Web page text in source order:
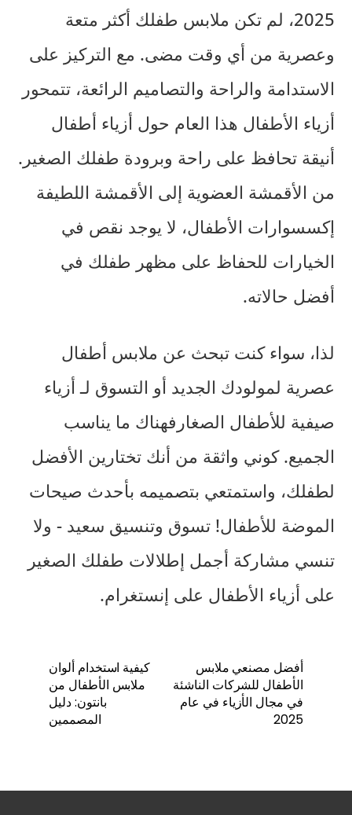
2025، لم تكن ملابس طفلك أكثر متعة
وعصرية من أي وقت مضى. مع التركيز على
الاستدامة والراحة والتصاميم الرائعة، تتمحور
أزياء الأطفال هذا العام حول أزياء أطفال
أنيقة تحافظ على راحة وبرودة طفلك الصغير.
من الأقمشة العضوية إلى الأقمشة اللطيفة
إكسسوارات الأطفال، لا يوجد نقص في
الخيارات للحفاظ على مظهر طفلك في
أفضل حالاته.
لذا، سواء كنت تبحث عن ملابس أطفال
عصرية لمولودك الجديد أو التسوق لـ أزياء
صيفية للأطفال الصغار فهناك ما يناسب
الجميع. كوني واثقة من أنك تختارين الأفضل
لطفلك، واستمتعي بتصميمه بأحدث صيحات
الموضة للأطفال! تسوق وتنسيق سعيد - ولا
تنسي مشاركة أجمل إطلالات طفلك الصغير
على أزياء الأطفال على إنستغرام.
أفضل مصنعي ملابس
الأطفال للشركات الناشئة
في مجال الأزياء في عام
2025
كيفية استخدام ألوان
ملابس الأطفال من
بانتون: دليل
المصممين